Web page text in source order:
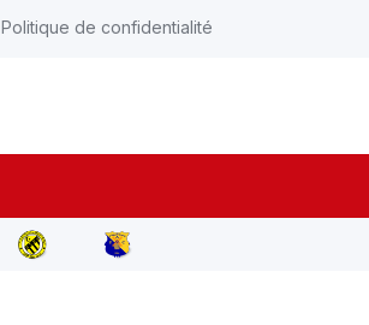
Politique de confidentialité